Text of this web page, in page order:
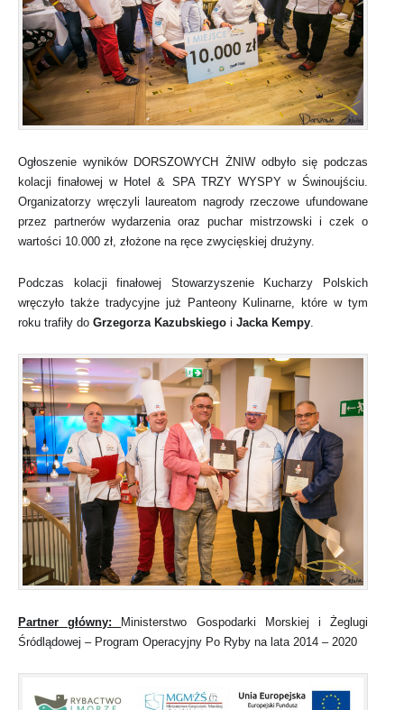
Ogłoszenie wyników DORSZOWYCH ŻNIW odbyło się podczas
kolacji finałowej w Hotel & SPA TRZY WYSPY w Świnoujściu.
Organizatorzy wręczyli laureatom nagrody rzeczowe ufundowane
przez partnerów wydarzenia oraz puchar mistrzowski i czek o
wartości 10.000 zł, złożone na ręce zwycięskiej drużyny.
Podczas kolacji finałowej Stowarzyszenie Kucharzy Polskich
wręczyło także tradycyjne już Panteony Kulinarne, które w tym
roku trafiły do Grzegorza Kazubskiego i Jacka Kempy
Partner główny: Ministerstwo Gospodarki Morskiej i Żeglugi
Śródlądowej – Program Operacyjny Po Ryby na lata 2014 – 2020